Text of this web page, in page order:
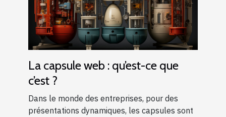
La capsule web : qu’est-ce que
c’est ?
Dans le monde des entreprises, pour des
présentations dynamiques, les capsules sont